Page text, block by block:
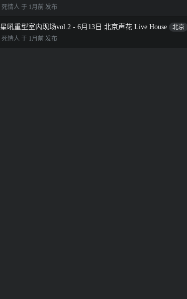
死情人 于 1月前 发布
星吼重型室内现场vol.2 - 6月13日 北京声花 Live House 北京
死情人 于 1月前 发布